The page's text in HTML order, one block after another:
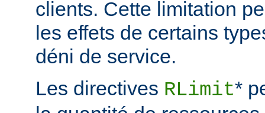
clients. Cette limitation
les effets de certains
déni de service.
Les directives RLimit*